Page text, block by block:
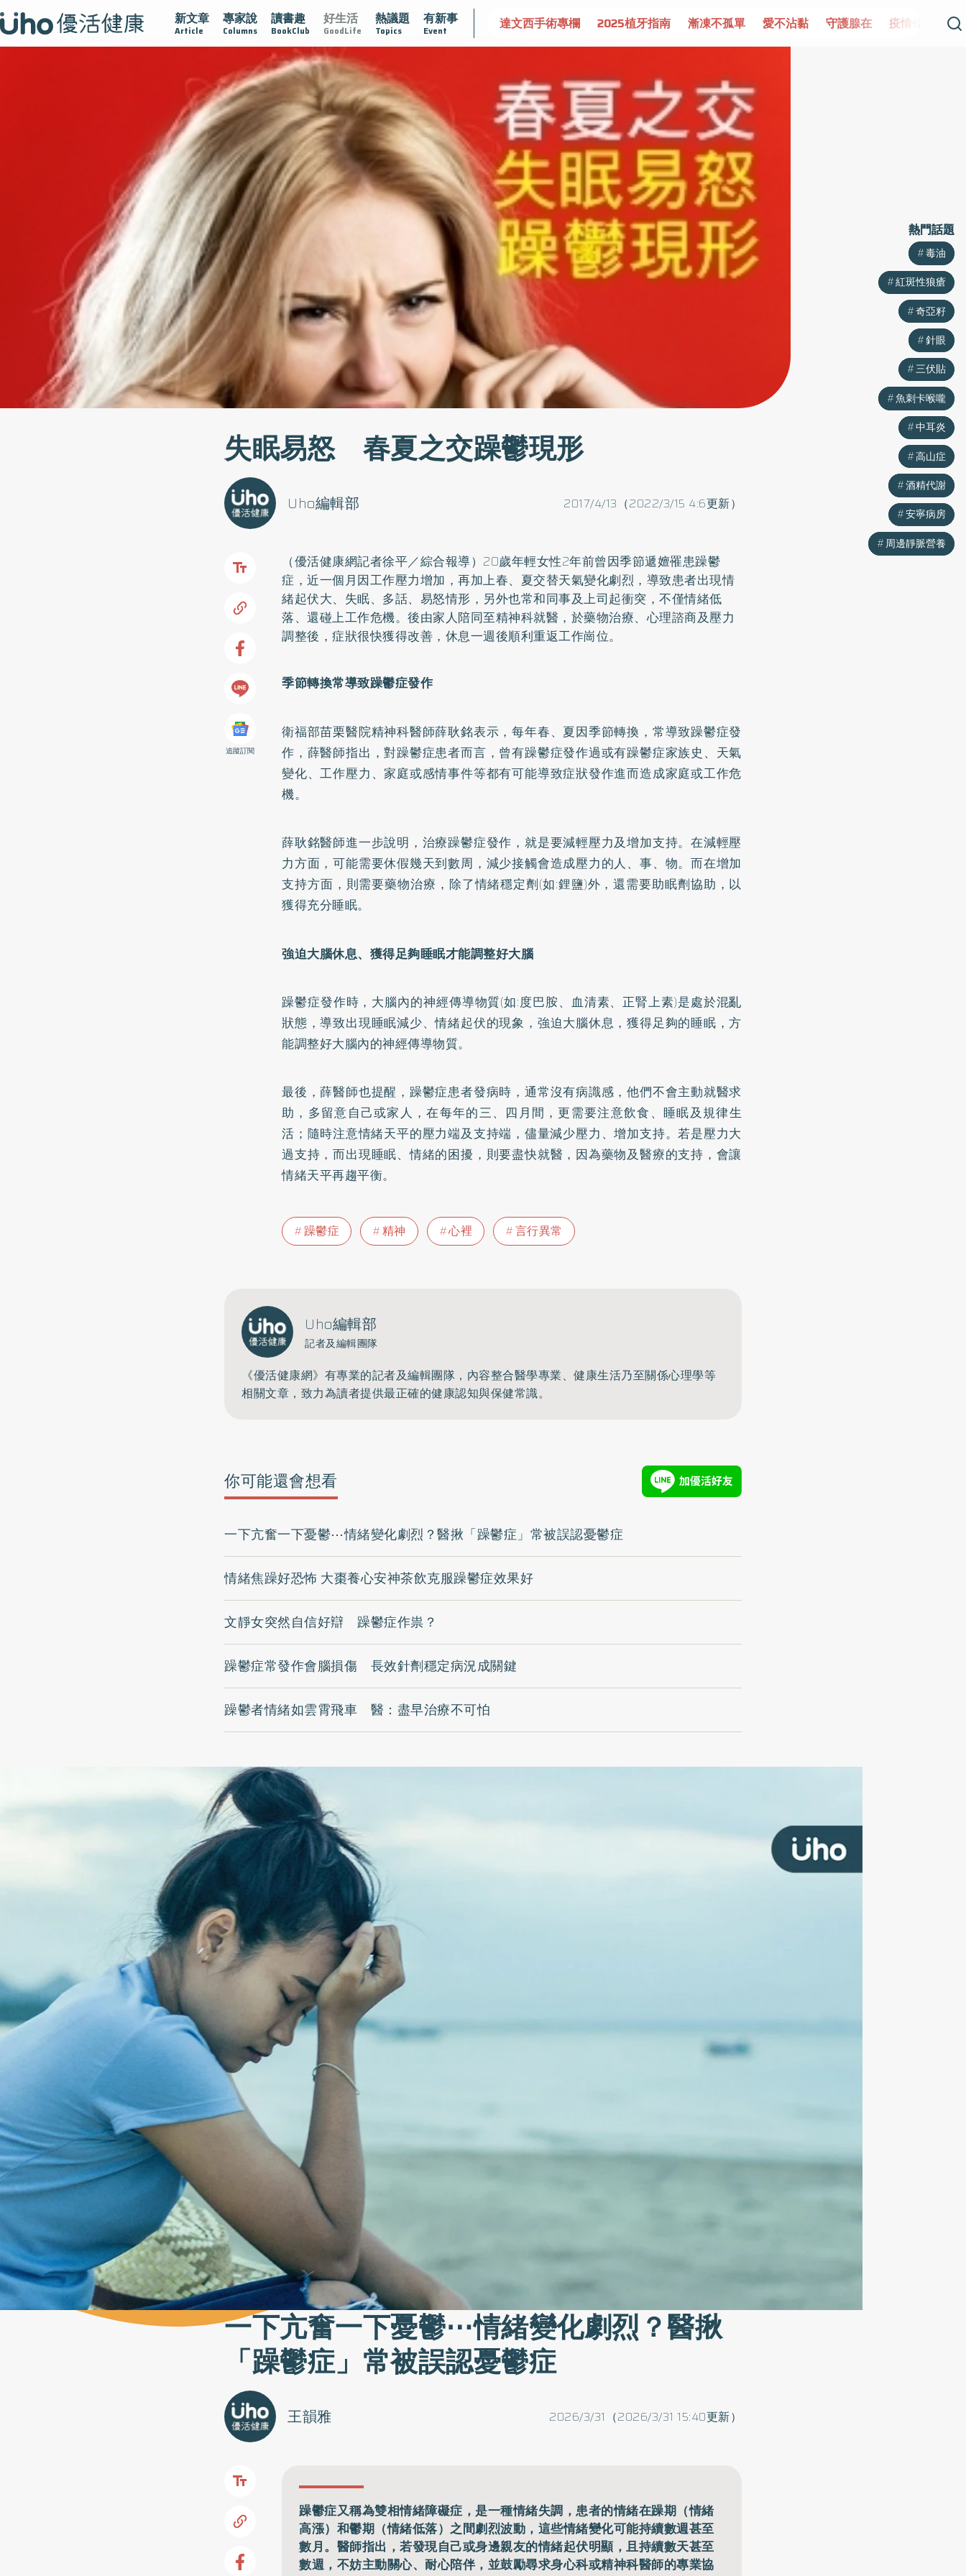
新文章
Article
專家說
Columns
讀書趣
BookClub
好生活
GoodLife
熱議題
Topics
有新事
Event
疫情保衛戰 再生醫學 愛的未來視 認識攝護腺肥大 守護骨骼健康 達文西手術專欄 2025植牙指南 漸凍不孤單 愛不沾黏 守護腺在 疫情保衛戰 再生醫學 愛
失眠易怒 春夏之交躁鬱現形
2017/4/13（2022/3/15 4:6更新）
Uho編輯部
追蹤訂閱
（優活健康網記者徐平／綜合報導）20歲年輕女性2年前曾因季節遞嬗罹患躁鬱
症，近一個月因工作壓力增加，再加上春、夏交替天氣變化劇烈，導致患者出現情
緒起伏大、 失眠、多話、易怒情形，另外也常和同事及上司起衝突，不僅情緒低
落、還碰上工作危機。後由家人陪同至精神科就醫，於藥物治療、心理諮商及壓力
調整後，症狀很快獲得改善，休息一週後順利重返工作崗位。
季節轉換常導致躁鬱症發作
衛福部苗栗醫院精神科醫師薛耿銘表示，每年春、夏因季節轉換，常導致躁鬱症發
作，薛醫師指出，對躁鬱症患者而言，曾有躁鬱症發作過或有躁鬱症家族史、天氣
變化、工作壓力、家庭或感情事件等都有可能導致症狀發作進而造成家庭或工作危
機。
薛耿銘醫師進一步說明，治療躁鬱症發作，就是要減輕壓力及增加支持。在減輕壓
力方面，可能需要休假幾天到數周，減少接觸會造成壓力的人、事、物。而在增加
支持方面，則需要藥物治療，除了情緒穩定劑(如:鋰鹽)外，還需要助眠劑協助，以
獲得充分睡眠。
強迫大腦休息、獲得足夠睡眠才能調整好大腦
躁鬱症發作時，大腦內的神經傳導物質(如:度巴胺、血清素、正腎上素)是處於混亂
狀態，導致出現睡眠減少、情緒起伏的現象，強迫大腦休息，獲得足夠的睡眠，方
能調整好大腦內的神經傳導物質。
最後，薛醫師也提醒，躁鬱症患者發病時，通常沒有病識感，他們不會主動就醫求
助，多留意自己或家人，在每年的三、四月間，更需要注意飲食、睡眠及規律生
活；隨時注意情緒天平的壓力端及支持端，儘量減少壓力、增加支持。若是壓力大
過支持，而出現睡眠、情緒的困擾，則要盡快就醫，因為藥物及醫療的支持，會讓
情緒天平再趨平衡。
躁鬱症 精神 心裡 言行異常
Uho編輯部
記者及編輯團隊
《優活健康網》有專業的記者及編輯團隊，內容整合醫學專業、健康生活乃至關係心理學等
相關文章，致力為讀者提供最正確的健康認知與保健常識。
你可能還會想看
一下亢奮一下憂鬱⋯情緒變化劇烈？醫揪「躁鬱症」常被誤認憂鬱症
情緒焦躁好恐怖 大棗養心安神茶飲克服躁鬱症效果好
文靜女突然自信好辯 躁鬱症作祟？
躁鬱症常發作會腦損傷 長效針劑穩定病況成關鍵
躁鬱者情緒如雲霄飛車 醫：盡早治療不可怕
熱門話題
毒油
紅斑性狼瘡
奇亞籽
針眼
三伏貼
魚刺卡喉嚨
中耳炎
高山症
酒精代謝
安寧病房
周邊靜脈營養
一下亢奮一下憂鬱⋯情緒變化劇烈？醫揪
「躁鬱症」常被誤認憂鬱症
2026/3/31（2026/3/31 15:40更新）
王韻雅
躁鬱症又稱為雙相情緒障礙症，是一種情緒失調，患者的情緒在躁期（情緒
高漲）和鬱期（情緒低落）之間劇烈波動，這些情緒變化可能持續數週甚至
數月。醫師指出，若發現自己或身邊親友的情緒起伏明顯，且持續數天甚至
數週，不妨主動關心、耐心陪伴，並鼓勵尋求身心科或精神科醫師的專業協
熱門話題
毒油
紅斑性狼瘡
奇亞籽
針眼
三伏貼
魚刺卡喉嚨
中耳炎
高山症
酒精代謝
安寧病房
周邊靜脈營養